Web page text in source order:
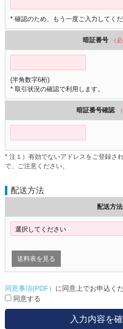
* 確認のため、もう一度ご入力してくだ
暗証番号 （
(半角数字6桁)
* 取引状況の確認で利用します。
暗証番号確認
* 注１）有効でないアドレスをご登録さ
で、ご注意ください。
配送方法
配送方法
送料表を見る
同意事項(PDF） に同意上でお申込くだ
同意する
入力内容を